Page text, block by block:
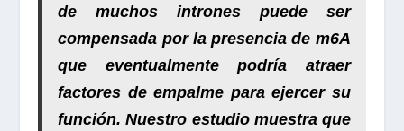
de muchos intrones puede ser
compensada por la presencia de m6A
que eventualmente podría atraer
factores de empalme para ejercer su
función. Nuestro estudio muestra que